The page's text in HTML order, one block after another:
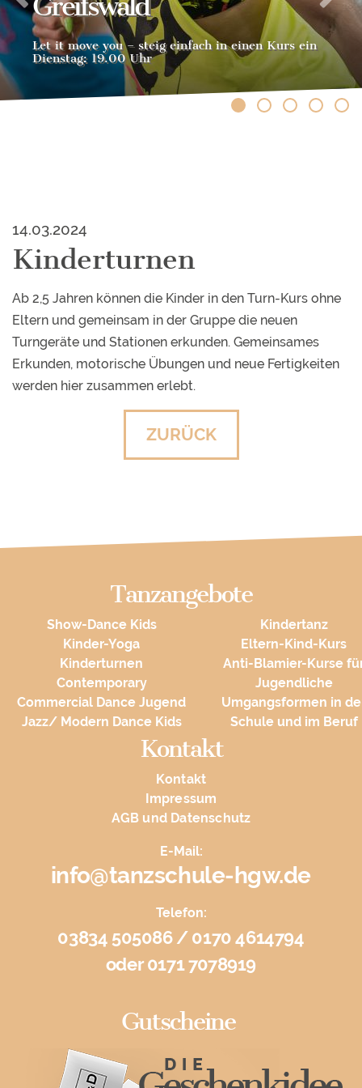
Let it move you – steig einfach in einen Kurs ein
Dienstag: 19.00 Uhr
14.03.2024
Kinderturnen
Ab 2,5 Jahren können die Kinder in den Turn-Kurs ohne
Eltern und gemeinsam in der Gruppe die neuen
Turngeräte und Stationen erkunden. Gemeinsames
Erkunden, motorische Übungen und neue Fertigkeiten
werden hier zusammen erlebt.
ZURÜCK
Tanzangebote
Show-Dance Kids
Kinder-Yoga
Kinderturnen
Contemporary
Commercial Dance Jugend
Jazz/ Modern Dance Kids
Kindertanz
Eltern-Kind-Kurs
Anti-Blamier-Kurse
Jugendliche
Umgangsformen in
Schule und im Beruf
Kontakt
Kontakt
Impressum
AGB und Datenschutz
E-Mail:
info@tanzschule-hgw.de
Telefon:
03834 505086 / 0170 4614794
oder 0171 7078919
Gutscheine